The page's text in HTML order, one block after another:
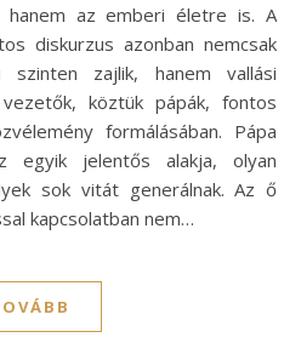
hanem az emberi életre is. A
diskurzus azonban nemcsak
szinten zajlik, hanem vallási
köztük pápák, fontos
formálásában. Pápa
egyik jelentős alakja, olyan
sok vitát generálnak. Az ő
kapcsolatban nem…